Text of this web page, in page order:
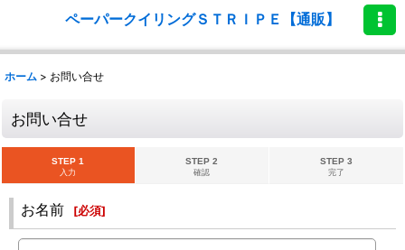
ペーパークイリングＳＴＲＩＰＥ【通販】
ホーム > お問い合せ
お問い合せ
STEP 1
入力
STEP 2
確認
STEP 3
完了
お名前 [必須]